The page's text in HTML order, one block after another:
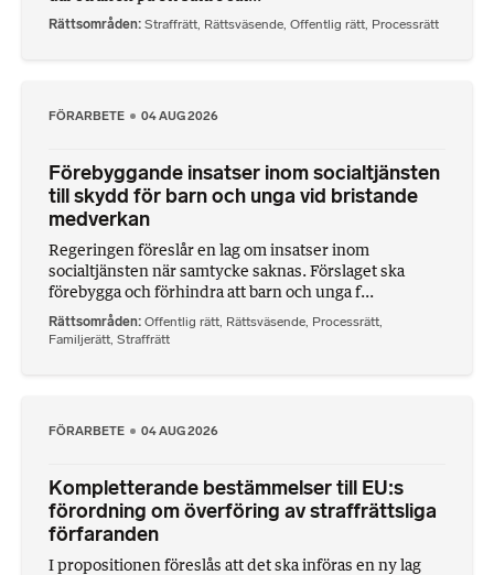
Rättsområden Straffrätt, Rättsväsende, Offentlig rätt, Processrätt
FÖRARBETE 04 AUG 2026
Förebyggande insatser inom socialtjänsten
till skydd för barn och unga vid bristande
medverkan
Regeringen föreslår en lag om insatser inom
socialtjänsten när samtycke saknas. Förslaget ska
förebygga och förhindra att barn och unga f...
Rättsområden Offentlig rätt, Rättsväsende, Processrätt,
Familjerätt, Straffrätt
FÖRARBETE 04 AUG 2026
Kompletterande bestämmelser till EU:s
förordning om överföring av straffrättsliga
förfaranden
I propositionen föreslås att det ska införas en ny lag